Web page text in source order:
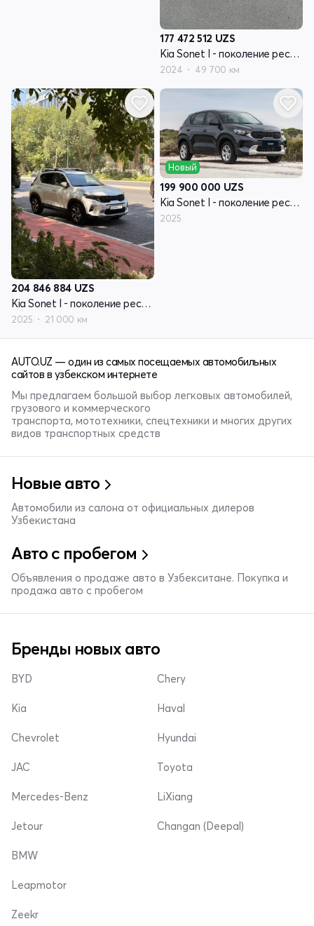
177 472 512 UZS
Kia Sonet I - поколение рестайлинг
2024 49 700 км
204 846 884 UZS
Kia Sonet I - поколение рестайлинг
2025 21 000 км
Новый
199 900 000 UZS
Kia Sonet I - поколение рестайлинг
2025
AUTO.UZ — один из самых посещаемых автомобильных
сайтов в узбекском интернете
Мы предлагаем большой выбор легковых автомобилей,
грузового и коммерческого
транспорта, мототехники, спецтехники и многих других
видов транспортных средств
Новые авто
Автомобили из салона от официальных дилеров
Узбекистана
Авто с пробегом
Объявления о продаже авто в Узбекситане. Покупка и
продажа авто с пробегом
Бренды новых авто
BYD
Kia
Chevrolet
Chery
Haval
Hyundai
JAC
Mercedes-Benz
Jetour
Toyota
LiXiang
Changan (Deepal)
BMW
Leapmotor
Zeekr